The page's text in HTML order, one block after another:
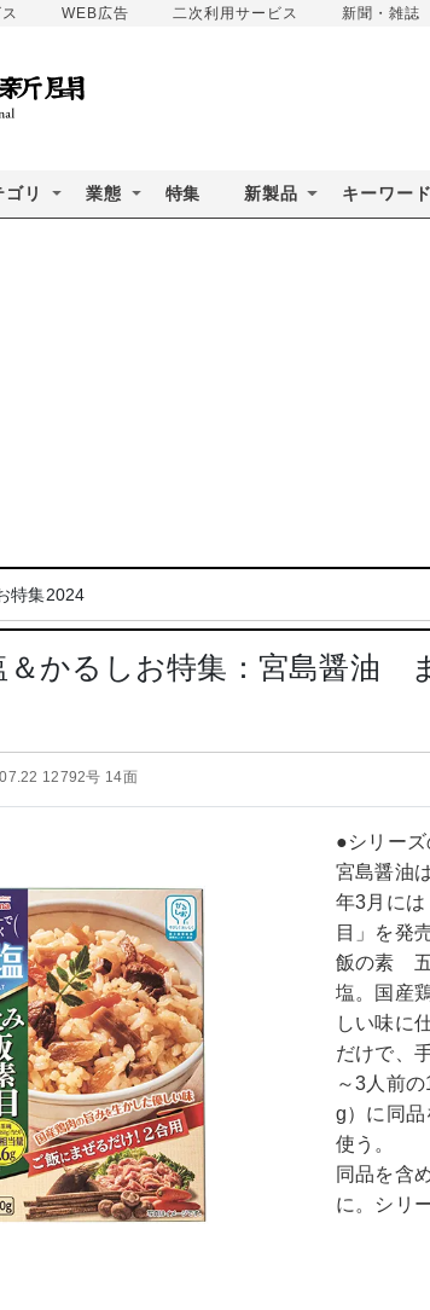
WEB広告 二次利用サービス 新聞・雑誌
リ 業態 特集 新製品 キーワード
特集2024
＆かるしお特集：宮島醤油
12792号 14面
●シリー
宮島醤油
年3月に
目」を発
飯の素 五
塩。国産
しい味に
だけで、
～3人前
g）に同品
使う。
同品を含
に。シリ